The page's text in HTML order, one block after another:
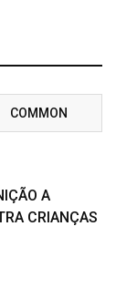
COMMON
A
CRIANÇAS